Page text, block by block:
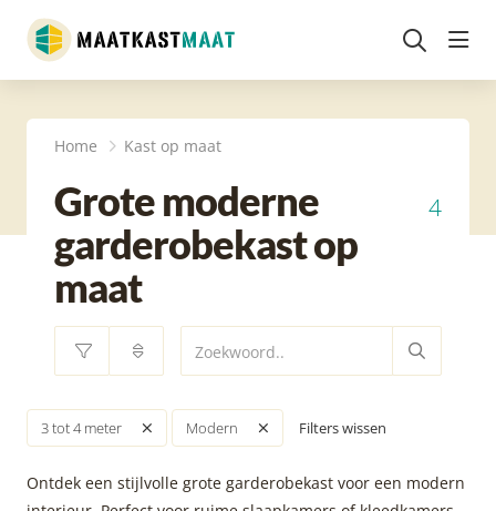
Home Kast op maat
Grote moderne
garderobekast op
maat
4
3 tot 4 meter Modern Filters wissen
Ontdek een stijlvolle grote garderobekast voor een modern